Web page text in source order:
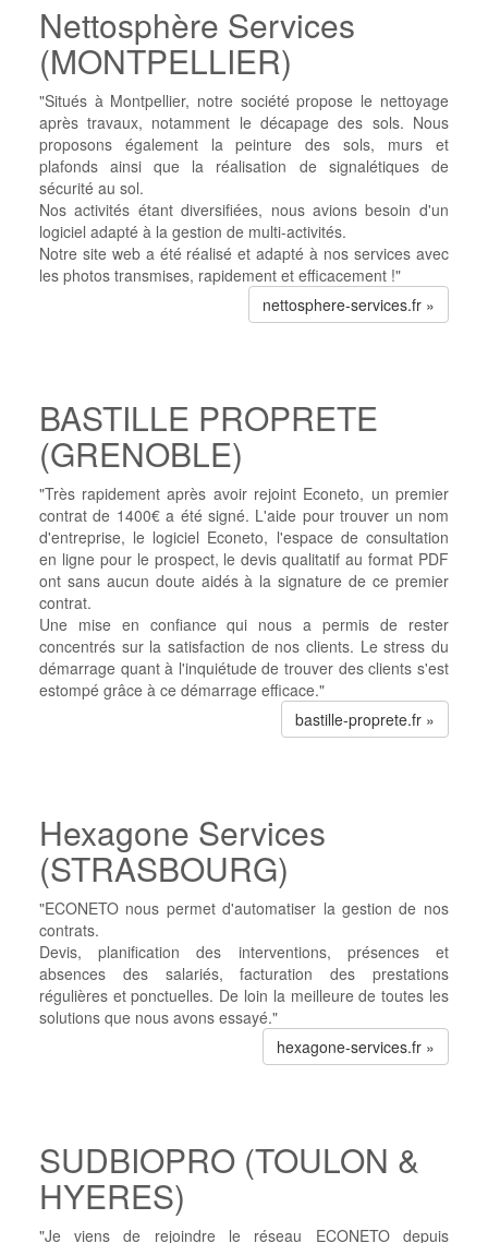
Nettosphère Services
(MONTPELLIER)
"Situés à Montpellier, notre société propose le nettoyage
après travaux, notamment le décapage des sols. Nous
proposons également la peinture des sols, murs et
plafonds ainsi que la réalisation de signalétiques de
sécurité au sol.
Nos activités étant diversifiées, nous avions besoin d'un
logiciel adapté à la gestion de multi-activités.
Notre site web a été réalisé et adapté à nos services avec
les photos transmises, rapidement et efficacement !"
nettosphere-services.fr »
BASTILLE PROPRETE
(GRENOBLE)
"Très rapidement après avoir rejoint Econeto, un premier
contrat de 1400€ a été signé. L'aide pour trouver un nom
d'entreprise, le logiciel Econeto, l'espace de consultation
en ligne pour le prospect, le devis qualitatif au format PDF
ont sans aucun doute aidés à la signature de ce premier
contrat.
Une mise en confiance qui nous a permis de rester
concentrés sur la satisfaction de nos clients. Le stress du
démarrage quant à l'inquiétude de trouver des clients s'est
estompé grâce à ce démarrage efficace."
bastille-proprete.fr »
Hexagone Services
(STRASBOURG)
"ECONETO nous permet d'automatiser la gestion de nos
contrats.
Devis, planification des interventions, présences et
absences des salariés, facturation des prestations
régulières et ponctuelles. De loin la meilleure de toutes les
solutions que nous avons essayé."
hexagone-services.fr »
SUDBIOPRO (TOULON &
HYERES)
"Je viens de rejoindre le réseau ECONETO depuis